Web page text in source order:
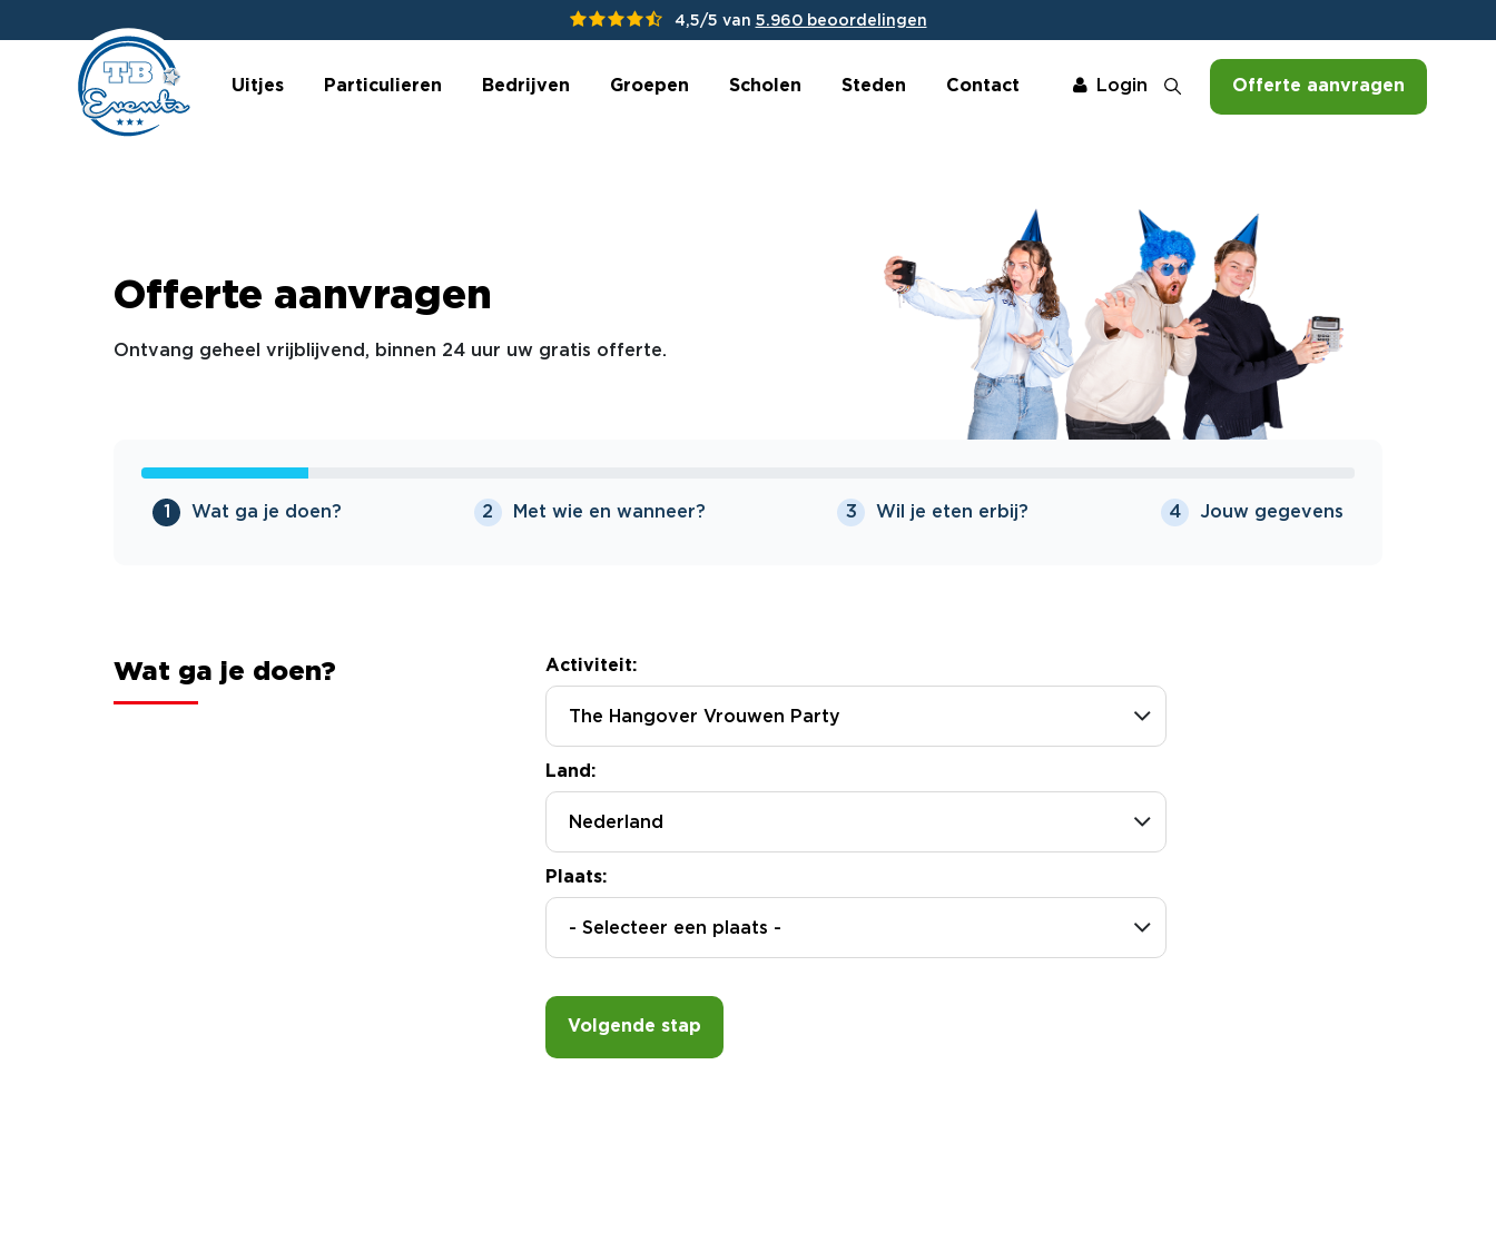
4,5/5 van 5.960 beoordelingen
Uitjes Particulieren Bedrijven Groepen Scholen Steden Contact Login Offerte aanvragen
Offerte aanvragen
Ontvang geheel vrijblijvend, binnen 24 uur uw gratis offerte.
1 Wat ga je doen? 2 Met wie en wanneer? 3 Wil je eten erbij? 4 Jouw gegevens
Wat ga je doen? Activiteit:
Land:
Plaats:
- Selecteer een plaats -
Volgende stap